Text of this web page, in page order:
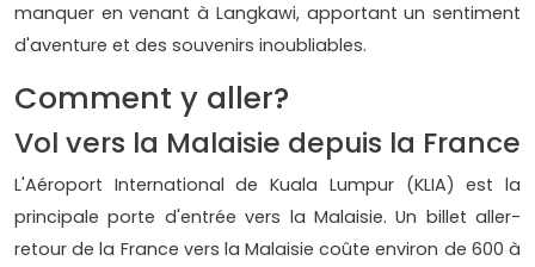
manquer en venant à Langkawi, apportant un sentiment
d'aventure et des souvenirs inoubliables.
Comment y aller?
Vol vers la Malaisie depuis la France
L'Aéroport International de Kuala Lumpur (KLIA) est la
principale porte d'entrée vers la Malaisie. Un billet aller-
retour de la France vers la Malaisie coûte environ de 600 à